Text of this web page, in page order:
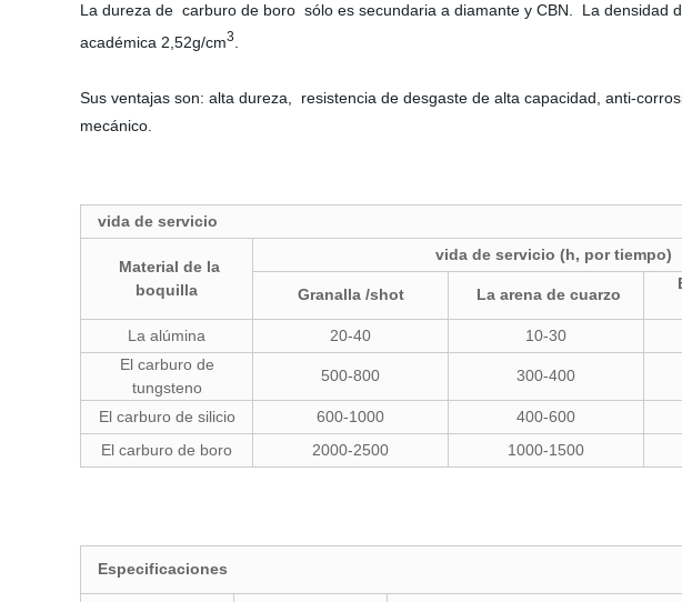
La dureza de carburo de boro sólo es secundaria a diamante y CBN. La
académica 2,52g/cm3
Sus ventajas son: alta dureza, resistencia de desgaste de alta capacidad, anti-
mecánico.
vida de servicio
Material de la
boquilla
vida de servicio (h, por tiempo)
Granalla /shot La arena de cuarzo
La alúmina
20-40 10-30
El carburo de
tungsteno
500-800 300-400
El carburo de silicio 600-1000 400-600
El carburo de boro
2000-2500 1000-1500
Especificaciones